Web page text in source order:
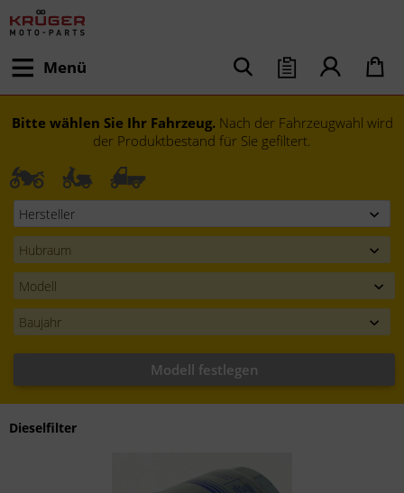
Menü
Bitte wählen Sie Ihr Fahrzeug. Nach der Fahrzeugwahl wird
der Produktbestand für Sie gefiltert.
Modell festlegen
Dieselfilter